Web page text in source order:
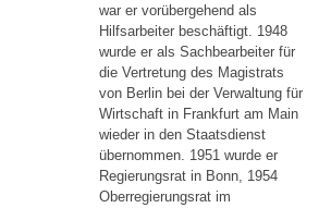
war er vorübergehend als
Hilfsarbeiter beschäftigt. 1948
wurde er als Sachbearbeiter für
die Vertretung des Magistrats
von Berlin bei der Verwaltung für
Wirtschaft in Frankfurt am Main
wieder in den Staatsdienst
übernommen. 1951 wurde er
Regierungsrat in Bonn, 1954
Oberregierungsrat im